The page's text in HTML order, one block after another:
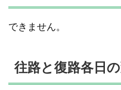
できません。
往路と復路各日